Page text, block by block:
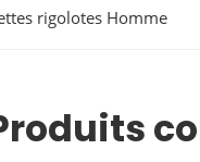
rigolotes Homme